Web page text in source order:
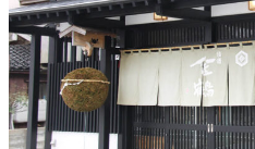
ッ
プ